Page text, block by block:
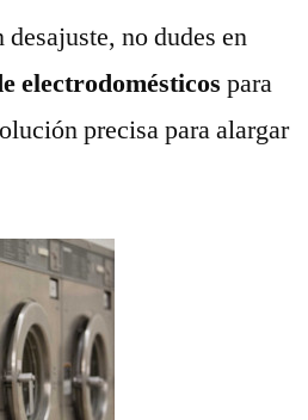
no dudes en
electrodomésticospara
precisa para alargar